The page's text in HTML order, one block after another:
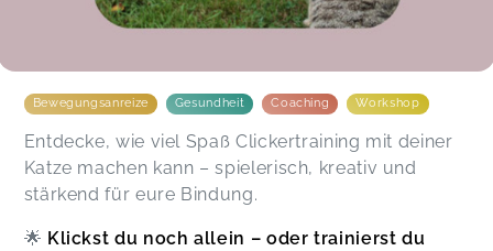
Bewegungsanreize Gesundheit Coaching Workshop
Entdecke, wie viel Spaß Clickertraining mit deiner
Katze machen kann – spielerisch, kreativ und
stärkend für eure Bindung.
🌟 Klickst du noch allein – oder trainierst du